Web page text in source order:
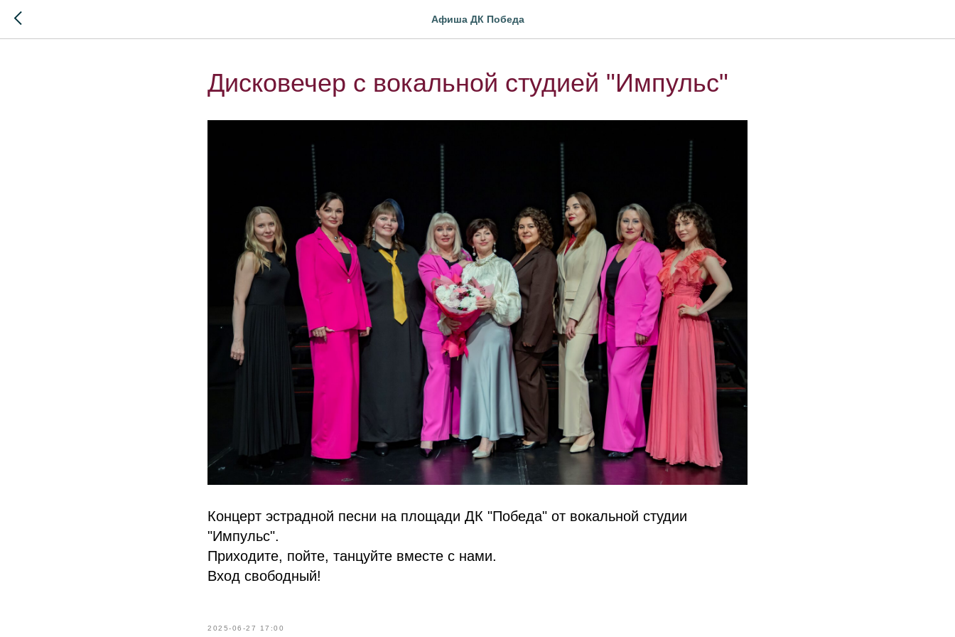
Афиша ДК Победа
Дисковечер с вокальной студией "Импульс"
Концерт эстрадной песни на площади ДК "Победа" от вокальной студии
"Импульс".
Приходите, пойте, танцуйте вместе с нами.
Вход свободный!
2025-06-27 17:00